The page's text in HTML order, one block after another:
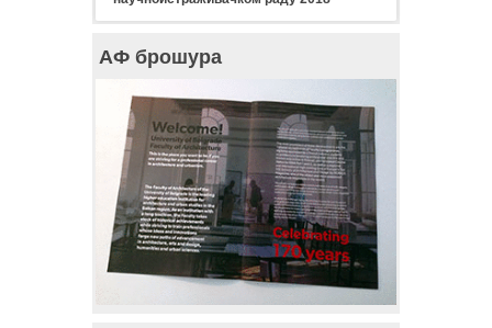
АФ брошура